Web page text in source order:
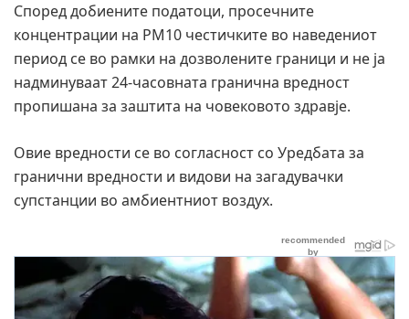
Според добиените податоци, просечните
концентрации на PM10 честичките во наведениот
период се во рамки на дозволените граници и не ја
надминуваат 24-часовната гранична вредност
пропишана за заштита на човековото здравје.
Овие вредности се во согласност со Уредбата за
гранични вредности и видови на загадувачки
супстанции во амбиентниот воздух.